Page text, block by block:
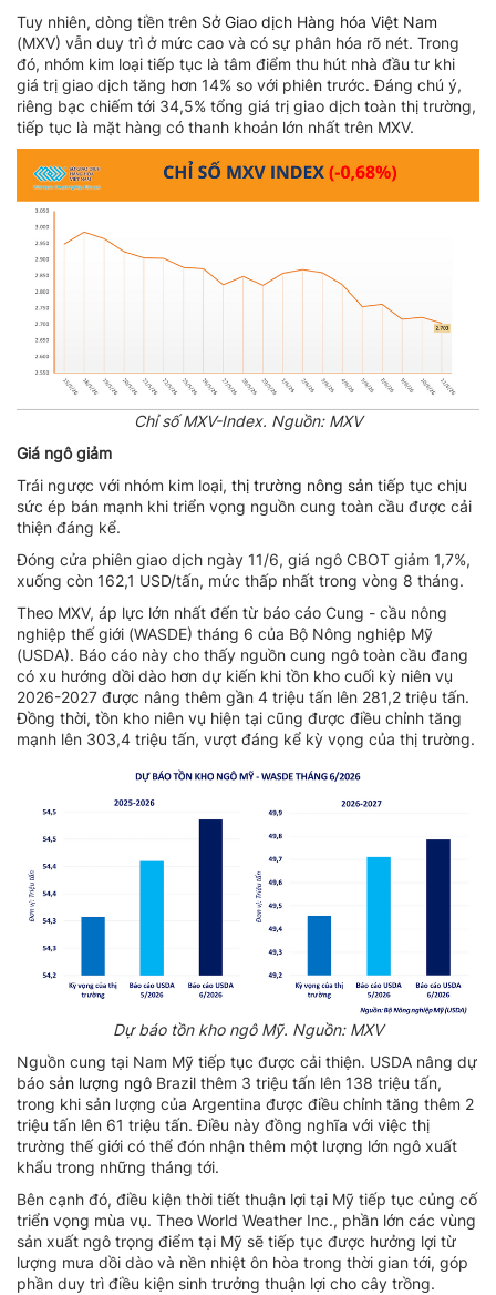
Tuy nhiên, dòng tiền trên Sở Giao dịch Hàng hóa Việt Nam
(MXV) vẫn duy trì ở mức cao và có sự phân hóa rõ nét. Trong
đó, nhóm kim loại tiếp tục là tâm điểm thu hút nhà đầu tư khi
giá trị giao dịch tăng hơn 14% so với phiên trước. Đáng chú ý,
riêng bạc chiếm tới 34,5% tổng giá trị giao dịch toàn thị trường,
tiếp tục là mặt hàng có thanh khoản lớn nhất trên MXV.
Chỉ số MXV-Index. Nguồn: MXV
Giá ngô giảm
Trái ngược với nhóm kim loại, thị trường nông sản tiếp tục chịu
sức ép bán mạnh khi triển vọng nguồn cung toàn cầu được cải
thiện đáng kể.
Đóng cửa phiên giao dịch ngày 11/6, giá ngô CBOT giảm 1,7%,
xuống còn 162,1 USD/tấn, mức thấp nhất trong vòng 8 tháng.
Theo MXV, áp lực lớn nhất đến từ báo cáo Cung - cầu nông
nghiệp thế giới (WASDE) tháng 6 của Bộ Nông nghiệp Mỹ
(USDA). Báo cáo này cho thấy nguồn cung ngô toàn cầu đang
có xu hướng dồi dào hơn dự kiến khi tồn kho cuối kỳ niên vụ
2026-2027 được nâng thêm gần 4 triệu tấn lên 281,2 triệu tấn.
Đồng thời, tồn kho niên vụ hiện tại cũng được điều chỉnh tăng
mạnh lên 303,4 triệu tấn, vượt đáng kể kỳ vọng của thị trường.
Dự báo tồn kho ngô Mỹ. Nguồn: MXV
Nguồn cung tại Nam Mỹ tiếp tục được cải thiện. USDA nâng dự
báo sản lượng ngô Brazil thêm 3 triệu tấn lên 138 triệu tấn,
trong khi sản lượng của Argentina được điều chỉnh tăng thêm 2
triệu tấn lên 61 triệu tấn. Điều này đồng nghĩa với việc thị
trường thế giới có thể đón nhận thêm một lượng lớn ngô xuất
khẩu trong những tháng tới.
Bên cạnh đó, điều kiện thời tiết thuận lợi tại Mỹ tiếp tục củng cố
triển vọng mùa vụ. Theo World Weather Inc., phần lớn các vùng
sản xuất ngô trọng điểm tại Mỹ sẽ tiếp tục được hưởng lợi từ
lượng mưa dồi dào và nền nhiệt ôn hòa trong thời gian tới, góp
phần duy trì điều kiện sinh trưởng thuận lợi cho cây trồng.